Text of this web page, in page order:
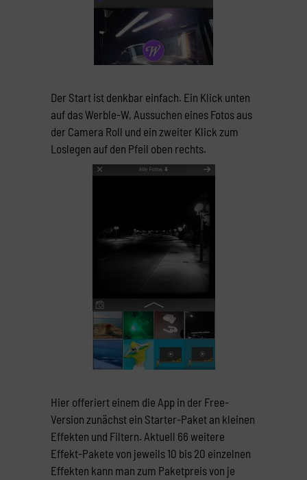
Der Start ist denkbar einfach. Ein Klick unten
auf das Werble-W, Aussuchen eines Fotos aus
der Camera Roll und ein zweiter Klick zum
Loslegen auf den Pfeil oben rechts.
Hier offeriert einem die App in der Free-
Version zunächst ein Starter-Paket an kleinen
Effekten und Filtern. Aktuell 66 weitere
Effekt-Pakete von jeweils 10 bis 20 einzelnen
Effekten kann man zum Paketpreis von je